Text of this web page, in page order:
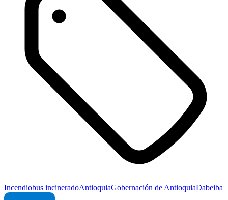
Incendiobus incineradoAntioquiaGobernación de AntioquiaDabeiba